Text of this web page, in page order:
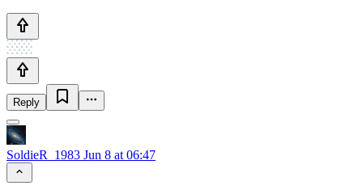
Reply
SoldieR_1983 Jun 8 at 06:47